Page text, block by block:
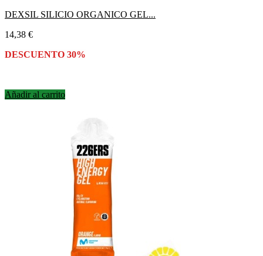
DEXSIL SILICIO ORGANICO GEL...
Precio
14,38 €
DESCUENTO 30%
Añadir al carrito